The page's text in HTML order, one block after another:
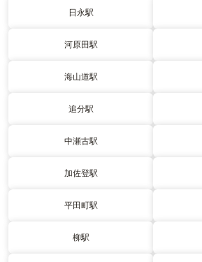
日永駅
河原田駅
海山道駅
追分駅
中瀬古駅
加佐登駅
平田町駅
柳駅